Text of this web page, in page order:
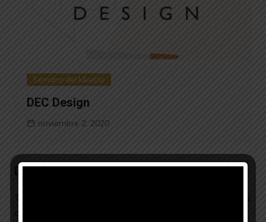
Semana del Mueble
DEC Design
noviembre 2, 2020
Deja una respuesta
Tu dirección de correo electrónico no será publicada.
Los
campos obligatorios están marcados con